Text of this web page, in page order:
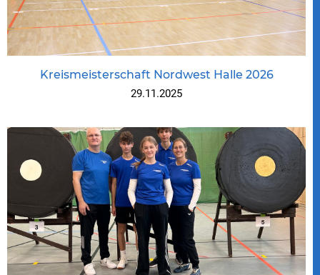
Kreismeisterschaft Nordwest Halle 2026
29.11.2025